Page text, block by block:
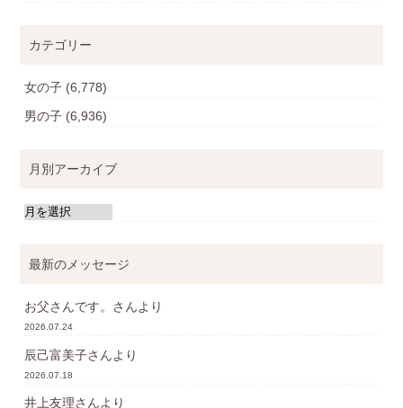
カテゴリー
女の子 (6,778)
男の子 (6,936)
月別アーカイブ
最新のメッセージ
お父さんです。 さんより
2026.07.24
辰己富美子さんより
2026.07.18
井上友理さんより